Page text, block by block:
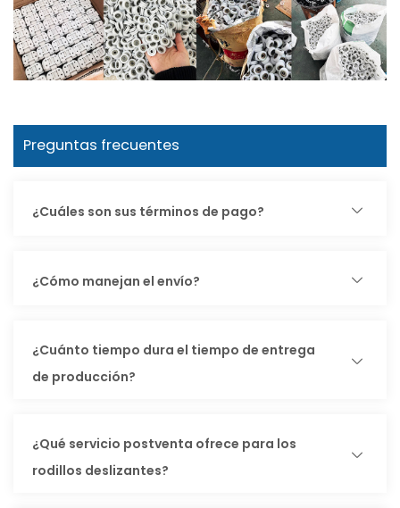
Preguntas frecuentes
¿Cuáles son sus términos de pago?
¿Cómo manejan el envío?
¿Cuánto tiempo dura el tiempo de entrega
de producción?
¿Qué servicio postventa ofrece para los
rodillos deslizantes?